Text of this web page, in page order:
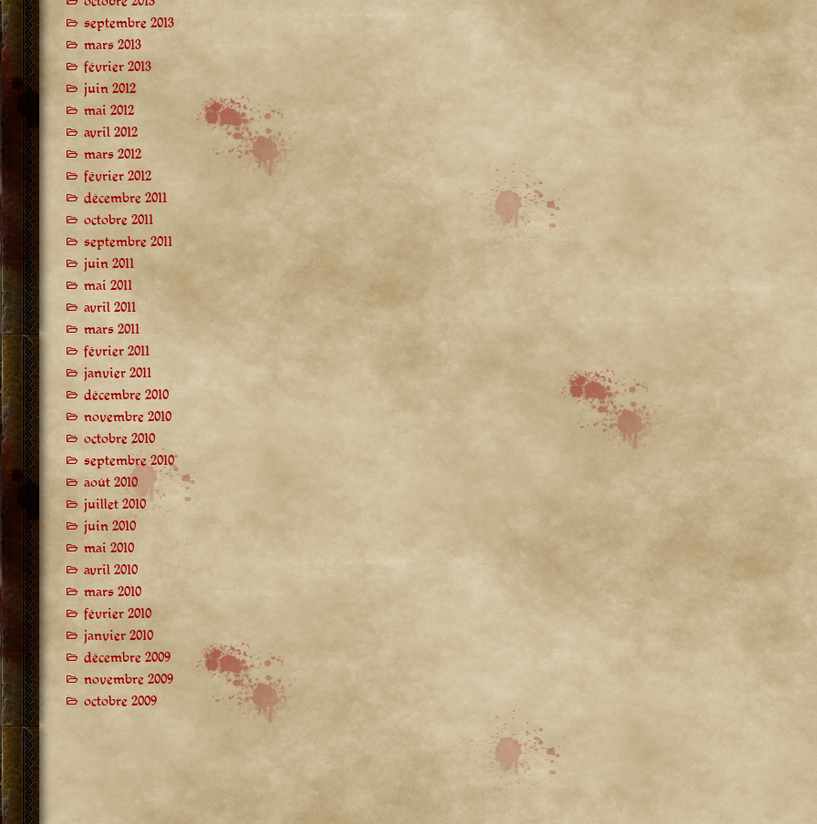
septembre 2013
mars 2013
février 2013
juin 2012
mai 2012
avril 2012
mars 2012
février 2012
décembre 2011
octobre 2011
septembre 2011
juin 2011
mai 2011
avril 2011
mars 2011
février 2011
janvier 2011
décembre 2010
novembre 2010
octobre 2010
septembre 2010
août 2010
juillet 2010
juin 2010
mai 2010
avril 2010
mars 2010
février 2010
janvier 2010
décembre 2009
novembre 2009
octobre 2009